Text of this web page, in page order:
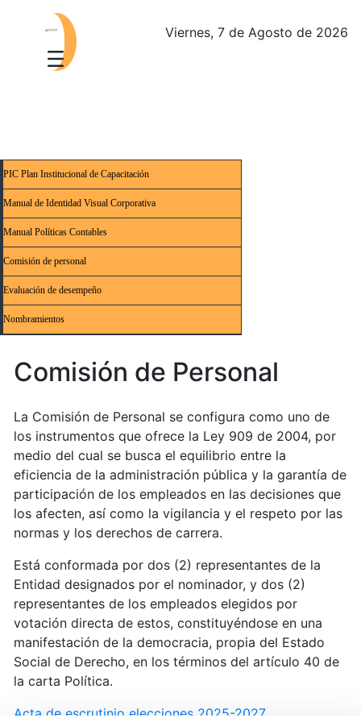
Viernes, 7 de Agosto de 2026
PIC Plan Institucional de Capacitación
Manual de Identidad Visual Corporativa
Manual Políticas Contables
Comisión de personal
Evaluación de desempeño
Nombramientos
Comisión de Personal
La Comisión de Personal se configura como uno de
los instrumentos que ofrece la Ley 909 de 2004, por
medio del cual se busca el equilibrio entre la
eficiencia de la administración pública y la garantía de
participación de los empleados en las decisiones que
los afecten, así como la vigilancia y el respeto por las
normas y los derechos de carrera.
Está conformada por dos (2) representantes de la
Entidad designados por el nominador, y dos (2)
representantes de los empleados elegidos por
votación directa de estos, constituyéndose en una
manifestación de la democracia, propia del Estado
Social de Derecho, en los términos del artículo 40 de
la carta Política.
Acta de escrutinio elecciones 2025-2027